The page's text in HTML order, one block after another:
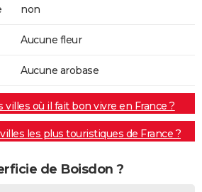
non
Aucune fleur
Aucune arobase
villes où il fait bon vivre en France ?
les plus touristiques de France ?
de Boisdon ?